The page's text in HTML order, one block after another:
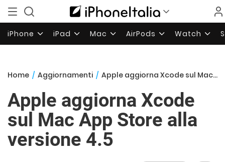
iPhone iPad Mac AirPods Watch
Home / Aggiornamenti / Apple aggiorna Xcode sul Mac App Store alla versione 4.5
Apple aggiorna Xcode
sul Mac App Store alla
versione 4.5